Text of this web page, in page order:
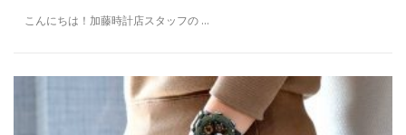
こんにちは！加藤時計店スタッフの …